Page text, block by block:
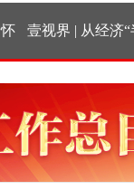
壹视界 | 从经济“半
报”，看“十五五”稳
开局